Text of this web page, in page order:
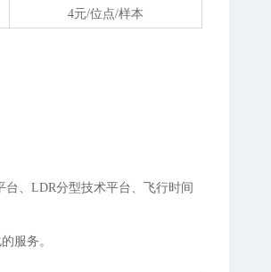
4元/位点/样本
台、LDR分型技术平台、飞行时间
服务。